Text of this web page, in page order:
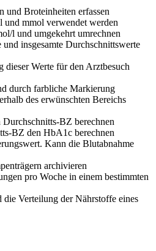
und Broteinheiten erfassen
und mmol verwendet werden
l und umgekehrt umrechnen
insgesamte Durchschnittswerte
dieser Werte für den Arztbesuch
durch farbliche Markierung
des erwünschten Bereichs
BZ berechnen
BZ den HbA1c berechnen
Kann die Blutabnahme
archivieren
pro Woche in einem bestimmten
die Verteilung der Nährstoffe eines